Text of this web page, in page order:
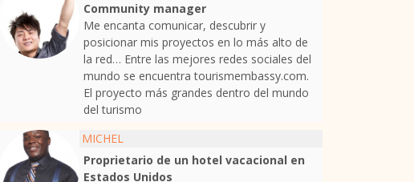
Community manager
Me encanta comunicar, descubrir y
posicionar mis proyectos en lo más alto de
la red… Entre las mejores redes sociales del
mundo se encuentra tourismembassy.com.
El proyecto más grandes dentro del mundo
del turismo
MICHEL
Proprietario de un hotel vacacional en
Estados Unidos